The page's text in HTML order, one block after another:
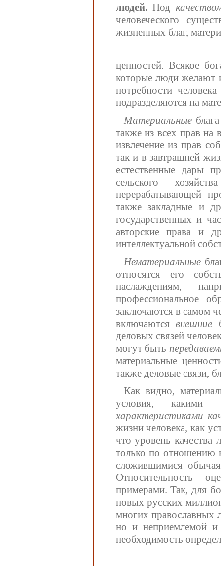
людей.Под
человеческого
жизненных благ,
ценностей. Всякое
которые люди желают
потребности
подразделяются на
Материальные
также из всех прав на
извлечение из прав
так и в завтрашней
естественные дары
сельского
перерабатывающей
также закладные и
государственных и
авторские права и
интеллектуальной
Нематериальные
относятся его
наслаждениям,
профессиональное
заключаются в самом
включаютсявнешние
деловых связей
могут быть
материальные
также деловые связи,
Как видно,
условия, какими
характеристиками
жизни человека, как
что уровень качества
только по отношению
сложившимися
Относительность
примерами. Так, для
новых русских
многих православных
но и неприемлемой и
необходимость